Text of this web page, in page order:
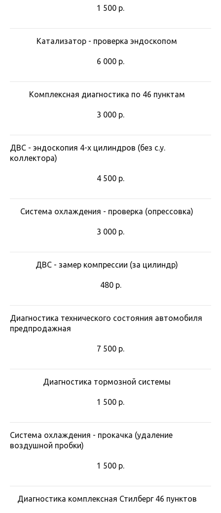
1 500 р.
Катализатор - проверка эндоскопом
6 000 р.
Комплексная диагностика по 46 пунктам
3 000 р.
ДВС - эндоскопия 4-х цилиндров (без с.у.
коллектора)
4 500 р.
Система охлаждения - проверка (опрессовка)
3 000 р.
ДВС - замер компрессии (за цилиндр)
480 р.
Диагностика технического состояния автомобиля
предпродажная
7 500 р.
Диагностика тормозной системы
1 500 р.
Система охлаждения - прокачка (удаление
воздушной пробки)
1 500 р.
Диагностика комплексная Стилберг 46 пунктов
Почему выбирают
автотехцентр Стилберг-Авто
Оперативный ремонт в день
обращения
Современное оборудование и
Опытные мастера со стажем 10+
лет
Собственный склад запчастей
Компьютерная диагностика
автомобиля — точная диагностика
для безопасного вождения